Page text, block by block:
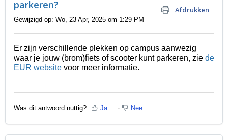
parkeren?
Afdrukken
Gewijzigd op: Wo, 23 Apr, 2025 om 1:29 PM
Er zijn verschillende plekken op campus aanwezig
waar je jouw (brom)fiets of scooter kunt parkeren, zie de
EUR website voor meer informatie.
Was dit antwoord nuttig? Ja Nee